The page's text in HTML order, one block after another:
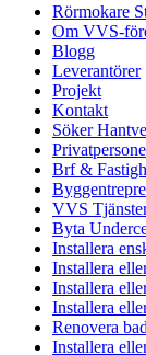
Rörmokare
Om VVS-
Blogg
Leverantörer
Projekt
Kontakt
Söker
Brf &
VVS
Byta
Installera
Installera
Installera
Installera
Renovera
Installera